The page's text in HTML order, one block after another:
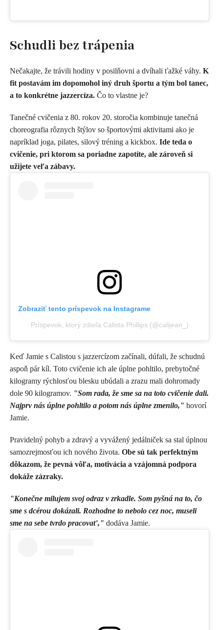
Schudli bez trápenia
Nečakajte, že trávili hodiny v posilňovni a dvíhali ťažké váhy. K
fit postavám im dopomohol iný druh športu a tým bol tanec,
a to konkrétne jazzercíza. Čo to vlastne je?
Tanečné cvičenia z 80. rokov 20. storočia kombinuje tanečná
choreografia rôznych štýlov so športovými aktivitami ako je
napríklad joga, pilates, silový tréning a kickbox. Ide teda o
cvičenie, pri ktorom sa poriadne zapotíte, ale zároveň si
užijete veľa zábavy.
Zobraziť tento príspevok na Instagrame
Príspevok, ktorý zdieľa Calista Phillips (@calijean_)
Keď Jamie s Calistou s jazzercízom začínali, dúfali, že schudnú
aspoň pár kíl. Toto cvičenie ich ale úplne pohltilo, prebytočné
kilogramy rýchlosťou blesku ubúdali a zrazu mali dohromady
dole 90 kilogramov. "Som rada, že sme sa na toto cvičenie dali.
Najprv nás úplne pohltilo a potom nás úplne zmenilo," hovorí
Jamie.
Pravidelný pohyb a zdravý a vyvážený jedálniček sa stal úplnou
samozrejmosťou ich nového života. Obe sú tak perfektným
dôkazom, že pevná vôľa, motivácia a vzájomná podpora
dokáže zázraky.
"Konečne milujem svoj odraz v zrkadle. Som pyšná na to, čo
sme s dcérou dokázali. Rozhodne to nebolo cez noc, museli
sme na sebe tvrdo pracovať," dodáva Jamie.